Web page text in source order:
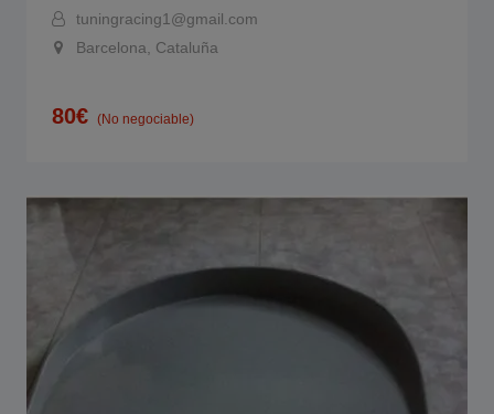
tuningracing1@gmail.com
Barcelona, Cataluña
80€ (No negociable)